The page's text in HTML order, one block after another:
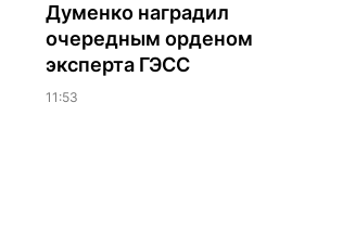
Думенко наградил
очередным орденом
эксперта ГЭСС
11:53